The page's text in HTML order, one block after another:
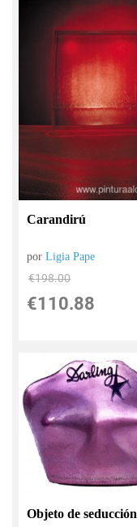
Carandirú
porLigia Pape
€198.00
€110.88
Objeto de seducción